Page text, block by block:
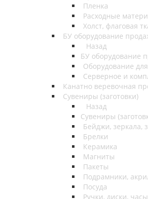
Пленка
Расходные
Холст, флаговая
БУ оборудование
Назад
БУ оборудование
Оборудование
Серверное и
Канатно веревочная
Сувениры (заготовки)
Назад
Сувениры
Бейджи, зеркала,
Брелки
Керамика
Магниты
Пакеты
Подрамники,
Посуда
Ручки, диски,